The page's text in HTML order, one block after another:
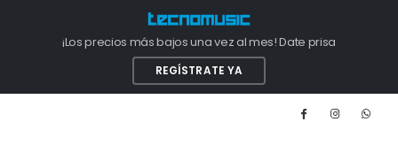
¡Los precios más bajos una vez al mes! Date prisa
REGÍSTRATE YA